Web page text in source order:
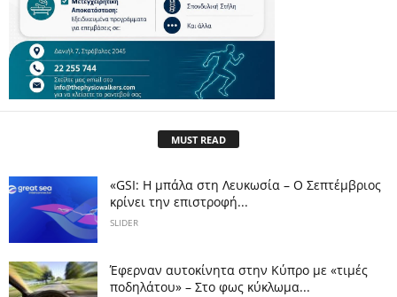
MUST READ
«GSI: Η μπάλα στη Λευκωσία – Ο Σεπτέμβριος
κρίνει την επιστροφή...
SLIDER
Έφερναν αυτοκίνητα στην Κύπρο με «τιμές
ποδηλάτου» – Στο φως κύκλωμα...